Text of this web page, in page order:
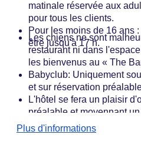
matinale réservée aux
pour tous les clients.
Pour les moins de 16 ans
être jusqu'à 17 h.
Les chiens ne sont
restaurant ni dans
les bienvenus au « The
Babyclub: Uniquement
et sur réservation
L'hôtel se fera un plaisir
préalable et moyennant
depuis/vers la gare ou
Plus d'informations